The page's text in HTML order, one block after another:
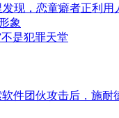
发现，恋童癖者正利
象
是犯罪天堂
软件团伙攻击后，施耐